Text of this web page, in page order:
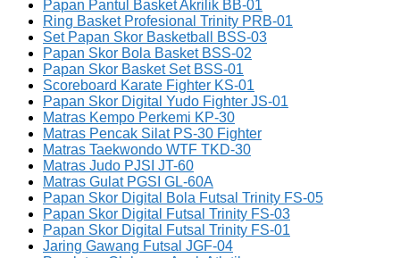
Papan Pantul Basket Akrilik BB-01
Ring Basket Profesional Trinity PRB-01
Set Papan Skor Basketball BSS-03
Papan Skor Bola Basket BSS-02
Papan Skor Basket Set BSS-01
Scoreboard Karate Fighter KS-01
Papan Skor Digital Yudo Fighter JS-01
Matras Kempo Perkemi KP-30
Matras Pencak Silat PS-30 Fighter
Matras Taekwondo WTF TKD-30
Matras Judo PJSI JT-60
Matras Gulat PGSI GL-60A
Papan Skor Digital Bola Futsal Trinity FS-05
Papan Skor Digital Futsal Trinity FS-03
Papan Skor Digital Futsal Trinity FS-01
Jaring Gawang Futsal JGF-04